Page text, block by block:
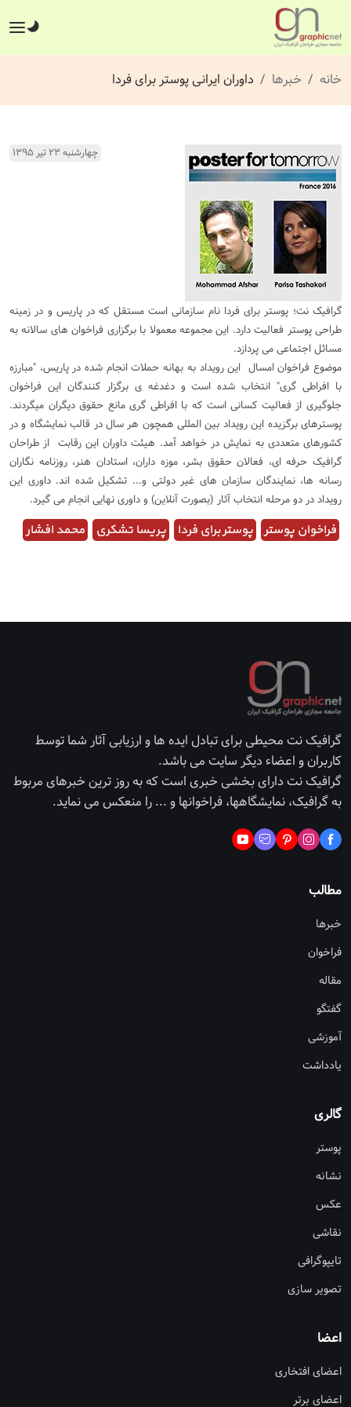
خانه خبرها داوران ایرانی پوستر برای فردا
چهارشنبه ۲۳ تیر ۱۳۹۵
گرافیک نت؛ پوستر برای فردا نام سازمانی است مستقل که در پاریس و در زمینه
طراحی پوستر فعالیت دارد. این مجموعه معمولا با برگزاری فراخوان های سالانه به
مسائل اجتماعی می پردازد.
موضوع فراخوان امسال این رویداد به بهانه حملات انجام شده در پاریس، "مبارزه
با افراطی گری" انتخاب شده است و دغدغه ی برگزار کنندگان این فراخوان
جلوگیری از فعالیت کسانی است که با افراطی گری مانع حقوق دیگران میگردند.
پوسترهای برگزیده این رویداد بین المللی همچون هر سال در قالب نمایشگاه و در
کشورهای متعددی به نمایش در خواهد آمد. هیئت داوران این رقابت از طراحان
گرافیک حرفه ای، فعالان حقوق بشر، موزه داران، استادان هنر، روزنامه نگاران
رسانه ها، نمایندگان سازمان های غیر دولتی و... تشکیل شده اند. داوری این
رویداد در دو مرحله انتخاب آثار (بصورت آنلاین) و داوری نهایی انجام می گیرد.
فراخوان پوستر پوستر برای فردا پریسا تشکری محمد افشار
گرافیک نت محیطی برای تبادل ایده ها و ارزیابی آثار شما توسط
کاربران و اعضاء دیگر سایت می باشد.
گرافیک نت دارای بخشی خبری است که به روز ترین خبرهای مربوط
به گرافیک، نمایشگاهها، فراخوانها و ... را منعکس می نماید.
مطالب
خبرها
فراخوان
مقاله
گفتگو
آموزشی
یادداشت
گالری
پوستر
نشانه
عکس
نقاشی
تایپوگرافی
تصویر سازی
اعضا
اعضای افتخاری
اعضای برتر